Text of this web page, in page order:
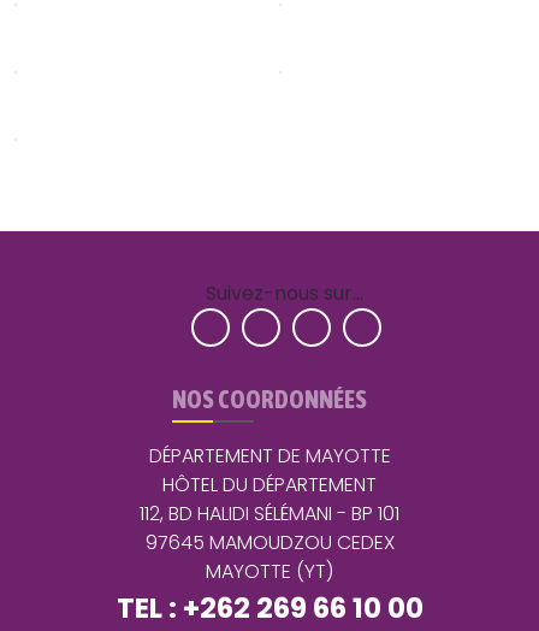
Suivez-nous sur…
NOS COORDONNÉES
DÉPARTEMENT DE MAYOTTE
HÔTEL DU DÉPARTEMENT
112, BD HALIDI SÉLÉMANI - BP 101
97645 MAMOUDZOU CEDEX
MAYOTTE (YT)
TEL : +262 269 66 10 00